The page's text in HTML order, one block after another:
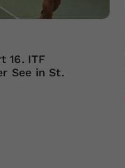
16. ITF
See in St.